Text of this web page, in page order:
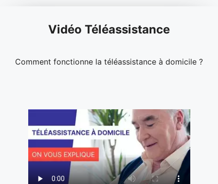
Vidéo Téléassistance
Comment fonctionne la téléassistance à domicile ?